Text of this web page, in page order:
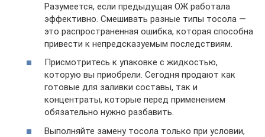
Разумеется, если предыдущая ОЖ работала
эффективно. Смешивать разные типы тосола —
это распространенная ошибка, которая способна
привести к непредсказуемым последствиям.
Присмотритесь к упаковке с жидкостью,
которую вы приобрели. Сегодня продают как
готовые для заливки составы, так и
концентраты, которые перед применением
обязательно нужно разбавить.
Выполняйте замену тосола только при условии,